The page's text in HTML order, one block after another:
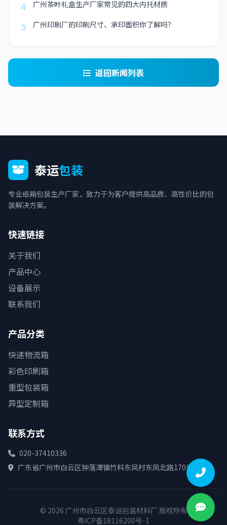
4 广州茶叶礼盒生产厂家常见的四大内托材质
5 广州印刷厂的印刷尺寸、承印面积你了解吗？
返回新闻列表
泰运包装
专业纸箱包装生产厂家，致力于为客户提供高品质、高性价比的包
装解决方案。
快速链接
关于我们
产品中心
设备展示
联系我们
产品分类
快递物流箱
彩色印刷箱
重型包装箱
异型定制箱
联系方式
020-37410336
广东省广州市白云区钟落潭镇竹料东凤村东凤北路170号
© 2026 广州市白云区泰运包装材料厂 版权所有
粤ICP备18116200号-1